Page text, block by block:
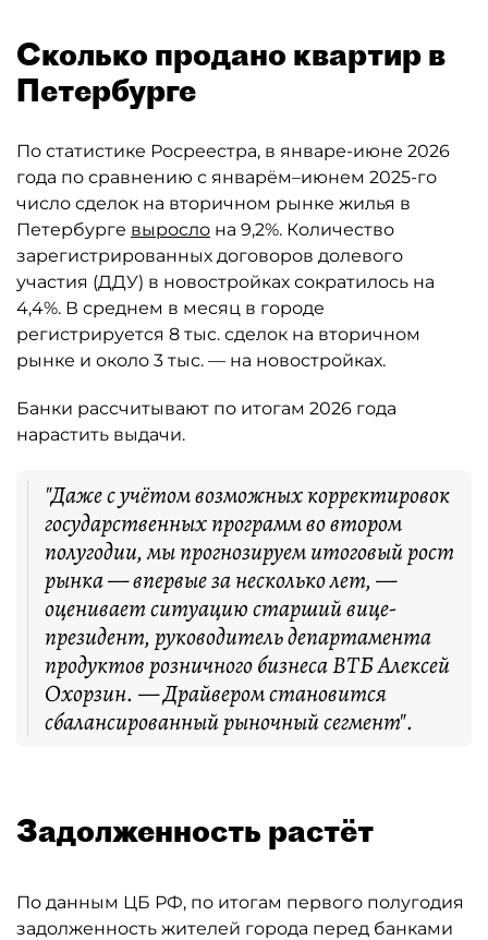
Сколько продано квартир в
Петербурге
По статистике Росреестра, в январе-июне 2026
года по сравнению с январём–июнем 2025-го
число сделок на вторичном рынке жилья в
Петербурге выросло на 9,2%. Количество
зарегистрированных договоров долевого
участия (ДДУ) в новостройках сократилось на
4,4%. В среднем в месяц в городе
регистрируется 8 тыс. сделок на вторичном
рынке и около 3 тыс. — на новостройках.
Банки рассчитывают по итогам 2026 года
нарастить выдачи.
"Даже с учётом возможных корректировок
государственных программ во втором
полугодии, мы прогнозируем итоговый рост
рынка — впервые за несколько лет, —
оценивает ситуацию старший вице-
президент, руководитель департамента
продуктов розничного бизнеса ВТБ Алексей
Охорзин. — Драйвером становится
сбалансированный рыночный сегмент".
Задолженность растёт
По данным ЦБ РФ, по итогам первого полугодия
задолженность жителей города перед банками